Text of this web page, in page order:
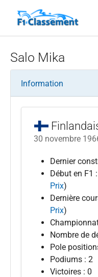
Salo Mika
Information
30 novembre
Dernier
Début en F1
Prix)
Dernière
Prix)
Nombre de
Pole
Podiums : 2
Victoires : 0